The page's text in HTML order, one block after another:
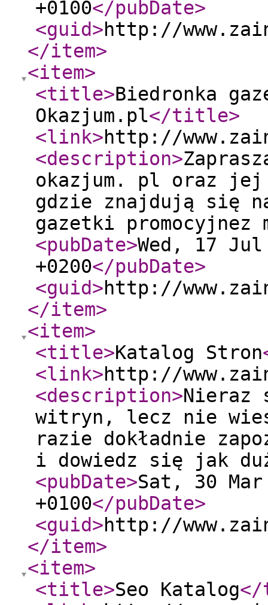
+0100</pubDate>
<guid>http://
</item>
<item>
<title>Biedronka
Okazjum.pl</title>
<link>http://
<description>
okazjum. pl oraz jej
gdzie znajdują się
gazetki promocyjnez
<pubDate>Wed, 17
+0200</pubDate>
<guid>http://
</item>
<item>
<title>Katalog Stron
<link>http://
<description>Nieraz
witryn, lecz nie
razie dokładnie
i dowiedz się jak
<pubDate>Sat, 30
+0100</pubDate>
<guid>http://
</item>
<item>
<title>Seo Katalog